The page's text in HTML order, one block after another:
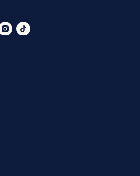
canal de Youtube
X
a nuestro Instagram
Ir a nuestro TikTok